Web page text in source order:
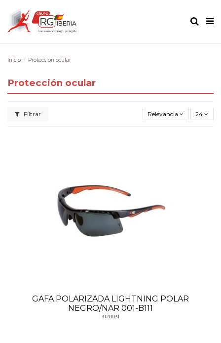
Inicio Protección ocular
Protección ocular
Filtrar Relevancia 24
GAFA POLARIZADA LIGHTNING POLAR
NEGRO/NAR 001-B111
3120031